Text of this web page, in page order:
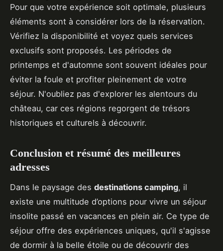
Pour que votre expérience soit optimale, plusieurs
éléments sont à considérer lors de la réservation.
Vérifiez la disponibilité et voyez quels services
exclusifs sont proposés. Les périodes de
printemps et d'automne sont souvent idéales pour
éviter la foule et profiter pleinement de votre
séjour. N'oubliez pas d'explorer les alentours du
château, car ces régions regorgent de trésors
historiques et culturels à découvrir.
Conclusion et résumé des meilleures
adresses
Dans le paysage des destinations camping, il
existe une multitude d’options pour vivre un séjour
insolite passé en vacances en plein air. Ce type de
séjour offre des expériences uniques, qu'il s'agisse
de dormir à la belle étoile ou de découvrir des